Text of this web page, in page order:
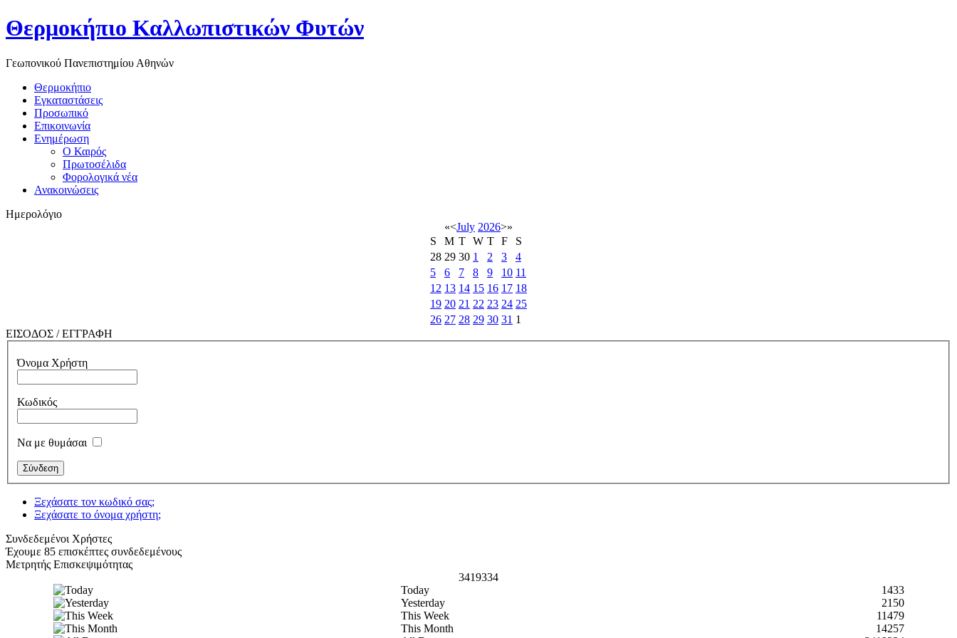
Θερμοκήπιο Καλλωπιστικών Φυτών
Γεωπονικού Πανεπιστημίου Αθηνών
Θερμοκήπιο
Εγκαταστάσεις
Προσωπικό
Επικοινωνία
Ενημέρωση
Ο Καιρός
Πρωτοσέλιδα
Φορολογικά νέα
Ανακοινώσεις
Ημερολόγιο
«<July 2026>»
S
M T W T F
S
28 29 30 1 2 3
4
5
6 7 8 9 10 11
12 13 14 15 16 17 18
19 20 21 22 23 24 25
26 27 28 29 30 31 1
ΕΙΣΟΔΟΣ / ΕΓΓΡΑΦΗ
Όνομα Χρήστη
Κωδικός
Να με θυμάσαι
Ξεχάσατε τον κωδικό σας;
Ξεχάσατε το όνομα χρήστη;
Συνδεδεμένοι Χρήστες
Έχουμε 85 επισκέπτες συνδεδεμένους
Μετρητής Επισκεψιμότητας
3419334
Today
1433
Yesterday
2150
This Week
11479
This Month
14257